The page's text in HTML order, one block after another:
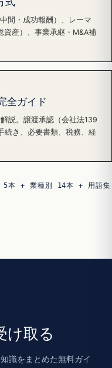
間・成功報酬）、レーマ
資産）、事業承継・M&A補
全ガイド
説。譲渡承認（会社法139
続き、必要書類、税務、経
5本 + 業種別 14本 + 用語集
け取る
識をまとめた無料ガイ